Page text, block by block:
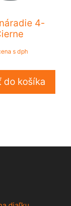
4-
s dph
do košíka